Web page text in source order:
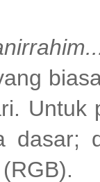
Untuk
dasar;